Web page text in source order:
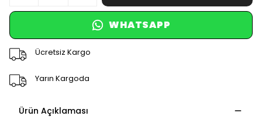
WHATSAPP
Ücretsiz Kargo
Yarın Kargoda
Ürün Açıklaması